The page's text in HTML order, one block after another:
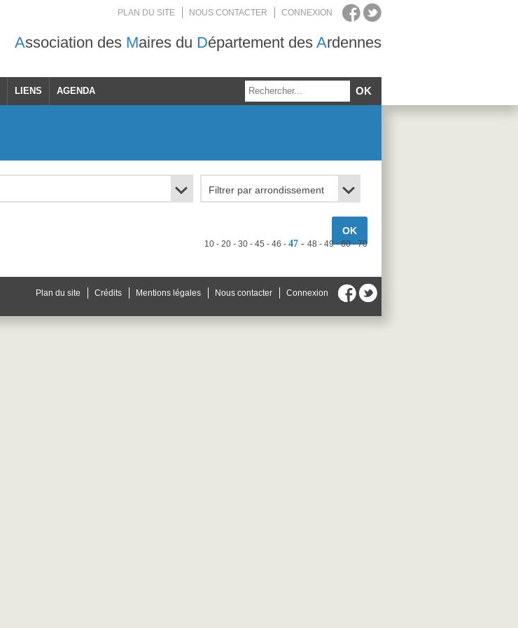
PLAN DU SITE NOUS CONTACTER CONNEXION
Association des Maires du Département des Ardennes
LIENS AGENDA
10 20 30 45 46 47 48 49 60 70
Plan du site Crédits Mentions légales Nous contacter Connexion